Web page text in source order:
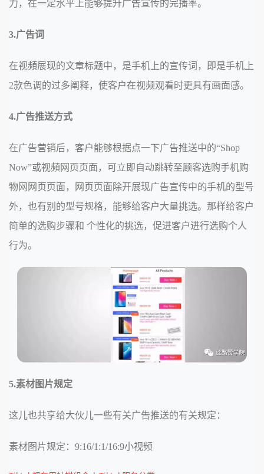
力，在一定水平上能够提升广告宣传的完播率。
3.广告词
在视頻展现的文章标题中，是手机上的宣传词，即是手机上
2款色调的过多阐释，使客户在视频观看时更具有画面感。
4.广告推送方式
在广告营销后，客户能够根据点一下广告推送中的“Shop
Now”或视頻网页页面，可立即自动跳转至顾客选购手机购
物网网页页面，网页页面除开展现广告宣传中的手机的型号
外，也有别的型号规格，能够给客户大量挑选。那样给客户
简单的选购步骤和 个性化的挑选，促进客户进行选购个人
行为。
5.素材图片规定
这儿也共享给大伙儿一些有关广告推送的有关规定：
素材图片规定：9:16/1:1/16:9小视频